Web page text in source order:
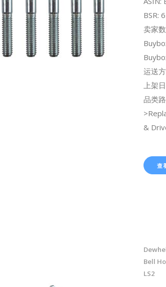
BSR:
卖家
运送
上架
品类
&
查
Bell
LS2